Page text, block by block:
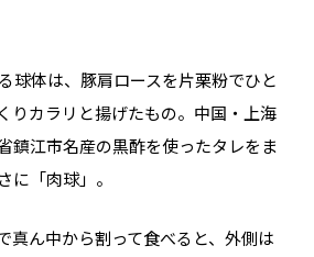
球体は、豚肩ロースを片栗粉でひと
りカラリと揚げたもの。中国・上海
鎮江市名産の黒酢を使ったタレをま
に「肉球」。
真ん中から割って食べると、外側は